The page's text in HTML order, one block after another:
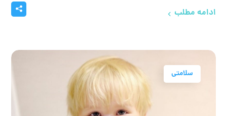
ادامه مطلب
سلامتی